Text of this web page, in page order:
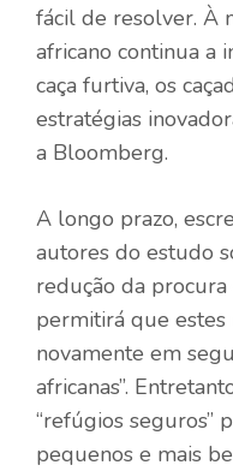
fácil de resolver. À
africano continua a
caça furtiva, os
estratégias
a Bloomberg.
A longo prazo,
autores do estudo
redução da
permitirá que estes
novamente em
africanas”.
“refúgios seguros”
pequenos e mais